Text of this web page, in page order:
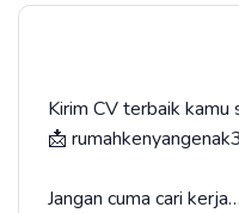
Kirim CV terbaik kamu
📩
Jangan cuma cari